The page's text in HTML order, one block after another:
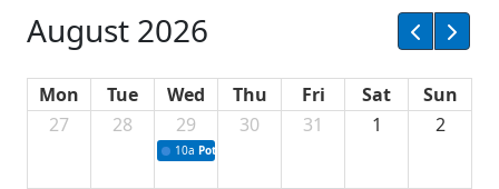
August 2026
Mon Tue Wed Thu Fri Sat
Sun
27
28 29
10a Potpisivanje ugovora sa neprofitnim
30 31 1 2